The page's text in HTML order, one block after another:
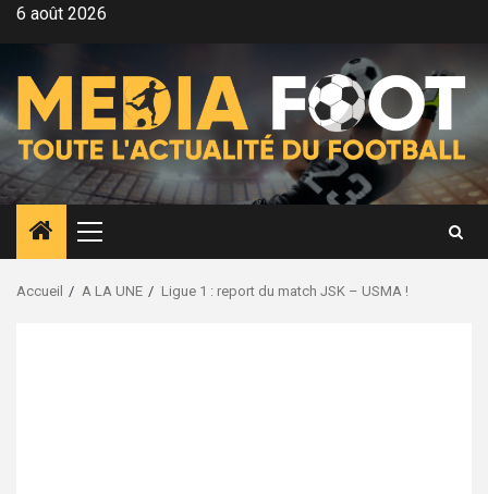
Aller6 août 2026
Menu
principal
Accueil A LA UNE Ligue 1 : report du match JSK – USMA !